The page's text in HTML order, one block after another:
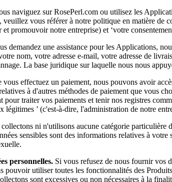
naviguez sur RosePerl.com ou utilisez les
vous référer à notre politique en matière de
et promouvoir notre entreprise) et ‘votre
demandez une assistance pour les Applications,
nom, votre adresse e-mail, votre adresse de
La base juridique sur laquelle nous nous
vous effectuez un paiement, nous pouvons avoir
à d'autres méthodes de paiement que vous
pour traiter vos paiements et tenir nos registres
légitimes ’ (c'est-à-dire, l'administration de notre
ni n'utilisons aucune catégorie particulière
sensibles sont des informations relatives à
personnelles. Si vous refusez de nous fournir vos
pouvoir utiliser toutes les fonctionnalités des
sont excessives ou non nécessaires à la